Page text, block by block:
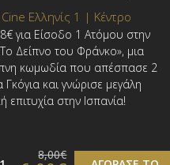
Ελληνίς 1 | Κέντρο
για Είσοδο 1 Ατόμου στην
Δείπνο του Φράνκο», μια
κωμωδία που απέσπασε 2
Γκόγια και γνώρισε μεγάλη
επιτυχία στην Ισπανία!
8,00€